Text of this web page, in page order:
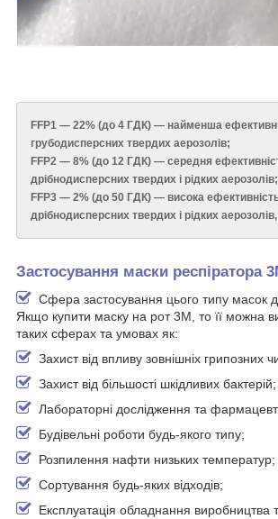
FFP1 — 22% (до 4 ГДК) — найменша
грубодисперсних твердих аерозолів;
FFP2 — 8% (до 12 ГДК) — середня
дрібнодисперсних твердих і рідких аерозолів;
FFP3 — 2% (до 50 ГДК) — висока
дрібнодисперсних твердих і рідких аерозолів,
Застосування маски респіратора
Сфера застосування цього типу масок
Якщо купити маску на рот 3М, то її можна
таких сферах та умовах як:
Захист від впливу зовнішніх грипозних
Захист від більшості шкідливих бактерій;
Лабораторні дослідження та
Будівельні роботи будь-якого типу;
Розпилення нафти низьких температур;
Сортування будь-яких відходів;
Експлуатація обладнання виробництва